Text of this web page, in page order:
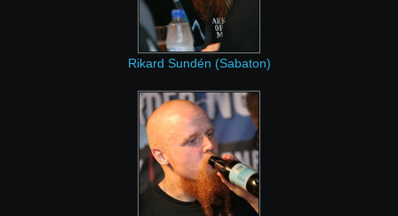
Rikard Sundén (Sabaton)